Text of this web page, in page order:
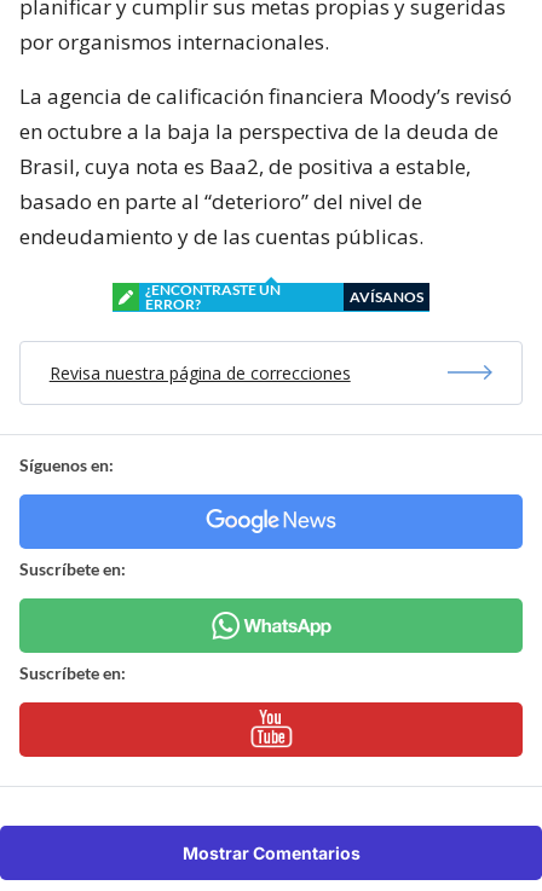
planificar y cumplir sus metas propias y sugeridas
por organismos internacionales.
La agencia de calificación financiera Moody’s revisó
en octubre a la baja la perspectiva de la deuda de
Brasil, cuya nota es Baa2, de positiva a estable,
basado en parte al “deterioro” del nivel de
endeudamiento y de las cuentas públicas.
¿ENCONTRASTE UN
ERROR?
AVÍSANOS
Revisa nuestra página de correcciones
Síguenos en:
Suscríbete en:
Suscríbete en:
Mostrar Comentarios